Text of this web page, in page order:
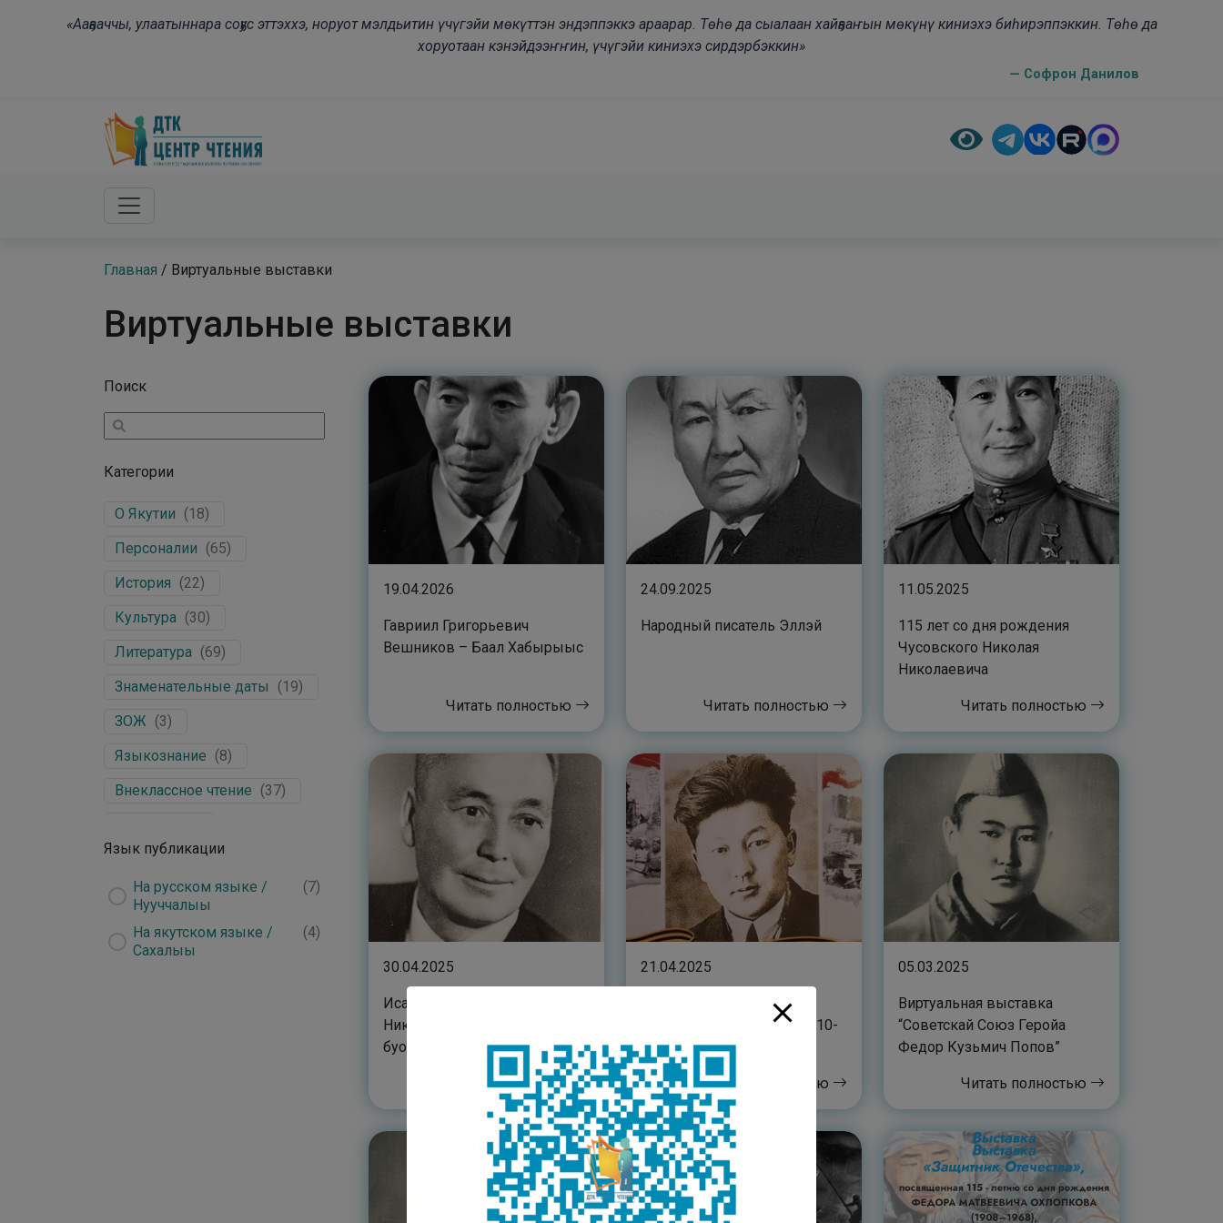
«Ааҕааччы, улаатыннара соҕус эттэххэ, норуот мэлдьитин үчүгэйи мөкүттэн эндэппэккэ араарар. Төһө да сыалаан хайҕааҥын мөкүнү киниэхэ биһирэппэккин. Төһө да
хоруотаан кэнэйдээҥҥин, үчүгэйи киниэхэ сирдэрбэккин»
— Софрон Данилов
Главная / Виртуальные выставки
Виртуальные выставки
19.04.2026
Гавриил Григорьевич
Вешников – Баал Хабырыыс
Читать полностью
24.09.2025
Народный писатель Эллэй
Читать полностью
11.05.2025
115 лет со дня рождения
Чусовского Николая
Николаевича
Читать полностью
30.04.2025
Исай Прокопьевич
Никифоров – суруйааччы,
буойун, журналист
Читать полностью
21.04.2025
Виртуальная книжная
выставка, посвященная 110-
летию со дня рождения
Кузьмина Макара Ивановича
– Макар ХараЧитать полностью
05.03.2025
Виртуальная выставка
“Советскай Союз Геройа
Федор Кузьмич Попов”
Читать полностью
Поиск
Категории
О Якутии (18)
Персоналии (65)
История (22)
Культура (30)
Литература (69)
Знаменательные даты
(19)
ЗОЖ (3)
Языкознание (8)
Внеклассное чтение (37)
Великая
Отечественная Война
1
Язык публикации
На русском языке /
Нууччалыы
(7)
На якутском языке /
Сахалыы
(4)